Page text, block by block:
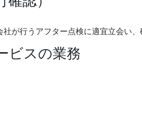
が行うアフター点検に適宜立会い、
ビスの業務